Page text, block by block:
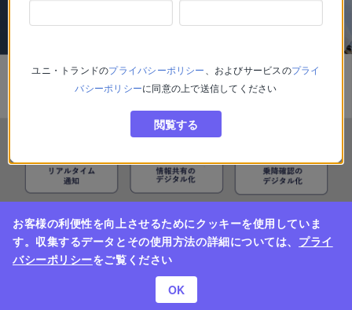
お客様の利便性を向上させるためにクッキーを使用していま
す。収集するデータとその使用方法の詳細については、 プライ
バシーポリシーをご覧ください
OK
ユニ・トランドのプライバシーポリシー 、およびサービスのプライ
バシーポリシーに同意の上で送信してください
閲覧する